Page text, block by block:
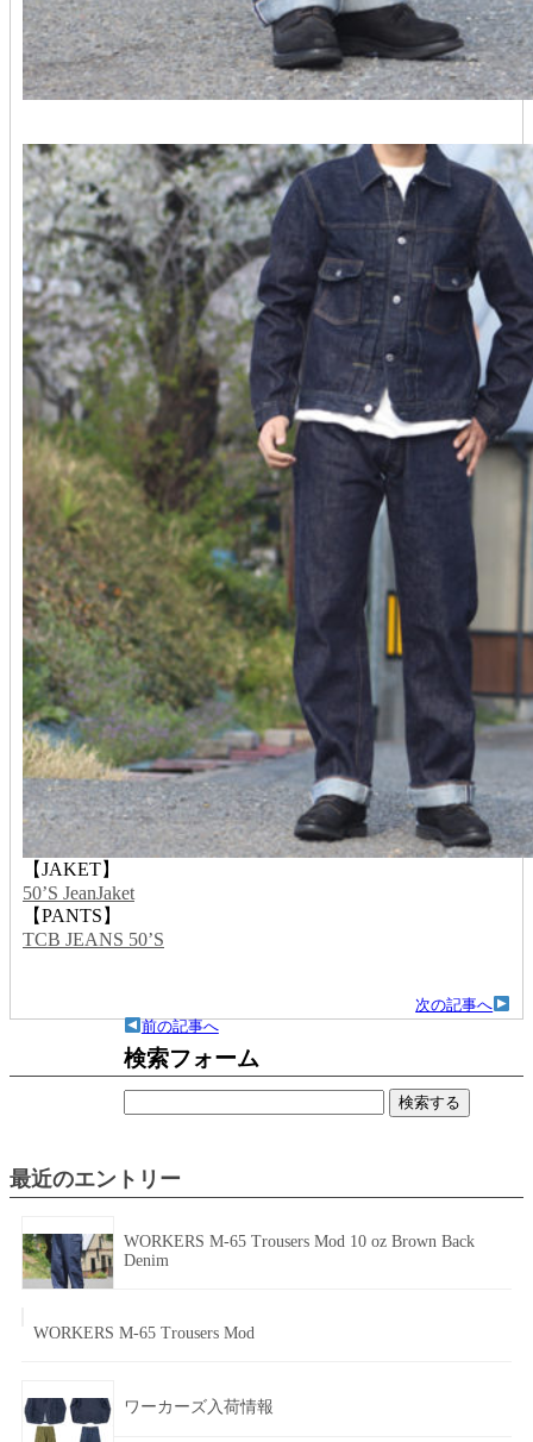
【JAKET】
50’S JeanJaket
【PANTS】
TCB JEANS 50’S
次の記事へ
前の記事へ
検索フォーム
最近のエントリー
WORKERS M-65 Trousers Mod 10 oz Brown Back
Denim
WORKERS M-65 Trousers Mod
ワーカーズ入荷情報